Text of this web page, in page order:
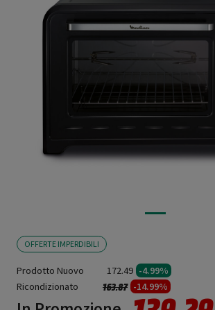
OFFERTE IMPERDIBILI
Prodotto Nuovo 172.49 -4.99%
Ricondizionato
Prezzo ridotto da
163.87a -14.99%